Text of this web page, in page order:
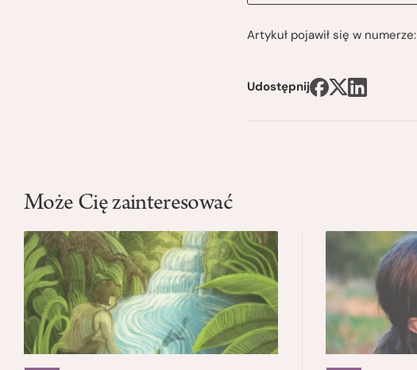
Artykuł pojawił się w numerze:
Udostępnij
Może Cię zainteresować